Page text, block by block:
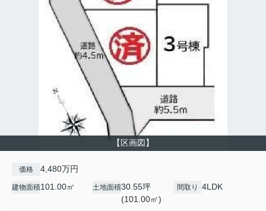
【区画図】
価格 4,480万円
建物面積101.00㎡ 土地面積30.55坪
(101.00㎡)
間取り 4LDK